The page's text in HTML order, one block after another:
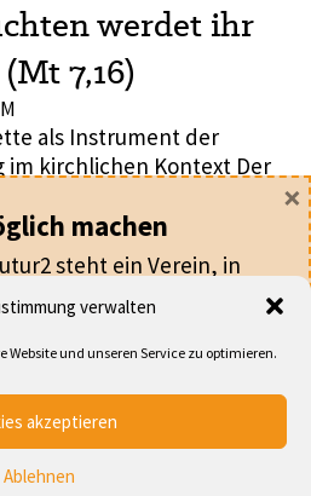
verwalten
Website und unseren Service zu optimieren.
akzeptieren
Ablehnen
werdet ihr
7,16)
als Instrument der
kirchlichen Kontext Der
Hospizgesellschaft
Nach vielen Jahren des
guten Atmosphäre
haben sich
verändert und
ist zum Arbeitgeber
die …
machen
steht ein Verein, in
arbeiten.
pro Jahr machen Sie als
auch Teil eines
Leuten, die an der
arbeiten.
×